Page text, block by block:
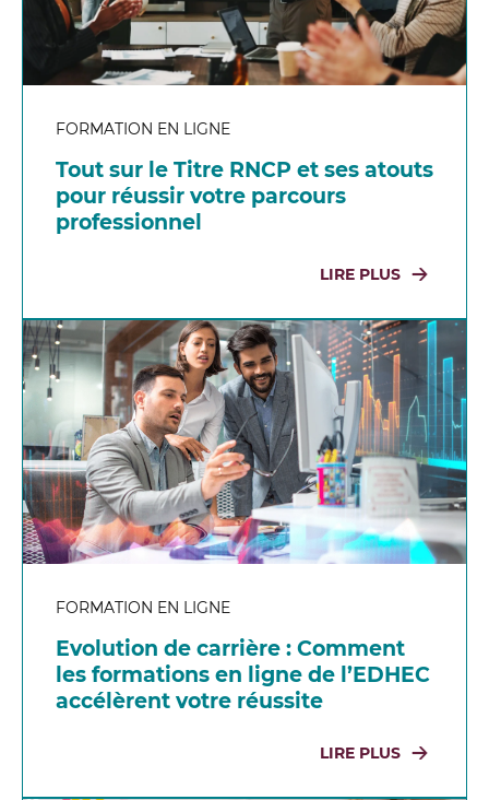
FORMATION EN LIGNE
Tout sur le Titre RNCP et ses atouts
pour réussir votre parcours
professionnel
LIRE PLUS
FORMATION EN LIGNE
Evolution de carrière : Comment
les formations en ligne de l’EDHEC
accélèrent votre réussite
LIRE PLUS